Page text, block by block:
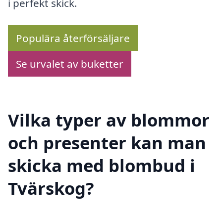
Populära återförsäljare
Se urvalet av buketter
Vilka typer av blommor
och presenter kan man
skicka med blombud i
Tvärskog?